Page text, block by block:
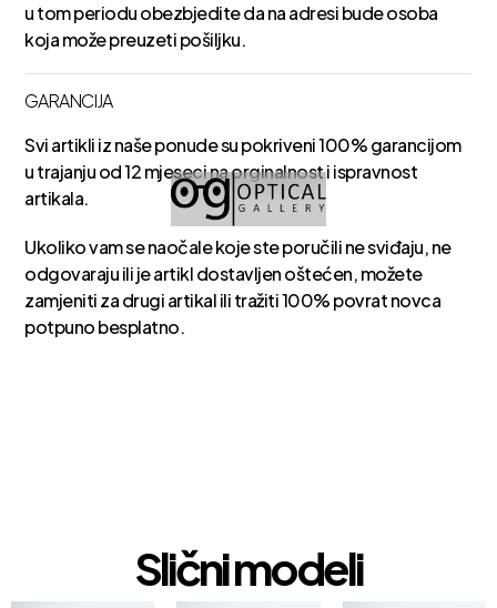
u tom periodu obezbjedite da na adresi bude osoba
koja može preuzeti pošiljku.
GARANCIJA
Svi artikli iz naše ponude su pokriveni 100% garancijom
u trajanju od 12 mjeseci na orginalnost i ispravnost
artikala.
Ukoliko vam se naočale koje ste poručili ne sviđaju, ne
odgovaraju ili je artikl dostavljen oštećen, možete
zamjeniti za drugi artikal ili tražiti 100% povrat novca
potpuno besplatno.
Slični modeli